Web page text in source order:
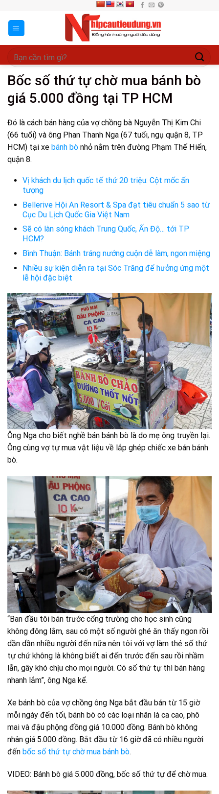
content
Bốc số thứ tự chờ mua bánh bò
giá 5.000 đồng tại TP HCM
Đó là cách bán hàng của vợ chồng bà Nguyễn Thị Kim Chi
(66 tuổi) và ông Phan Thanh Nga (67 tuổi, ngụ quận 8, TP
HCM) tại xe bánh bò nhỏ nằm trên đường Phạm Thế Hiển,
quận 8.
Vị khách du lịch quốc tế thứ 20 triệu: Cột mốc ấn
tượng
Bellerive Hội An Resort & Spa đạt tiêu chuẩn 5 sao từ
Cục Du Lịch Quốc Gia Việt Nam
Sẽ có làn sóng khách Trung Quốc, Ấn Độ… tới TP
HCM?
Bình Thuận: Bánh tráng nướng cuộn dễ làm, ngon miệng
Nhiều sự kiện diễn ra tại Sóc Trăng để hưởng ứng một
lễ hội đặc biệt
Ông Nga cho biết nghề bán bánh bò là do mẹ ông truyền lại.
Ông cùng vợ tự mua vật liệu về lắp ghép chiếc xe bán bánh
bò.
“Ban đầu tôi bán trước cổng trường cho học sinh cũng
không đông lắm, sau có một số người ghé ăn thấy ngon rồi
dần dần nhiều người đến nữa nên tôi với vợ làm thẻ số thứ
tự chứ không là không biết ai đến trước đến sau rồi nhầm
lẫn, gây khó chịu cho mọi người. Có số thứ tự thì bán hàng
nhanh lắm”, ông Nga kể.
Xe bánh bò của vợ chồng ông Nga bắt đầu bán từ 15 giờ
mỗi ngày đến tối, bánh bò có các loại nhân là ca cao, phô
mai và đậu phộng đồng giá 10.000 đồng. Bánh bò không
nhân giá 5.000 đồng. Bắt đầu từ 16 giờ đã có nhiều người
đến bốc số thứ tự chờ mua bánh bò.
VIDEO: Bánh bò giá 5.000 đồng, bốc số thứ tự để chờ mua.